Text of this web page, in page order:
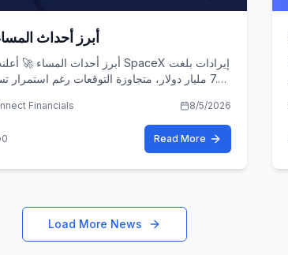
🚨 أبرز أحداث
7.8 مليار دولار، متجاوزة التوقعات رغم استمرار
Financials 8/5/2026
0 Read More
Load More News